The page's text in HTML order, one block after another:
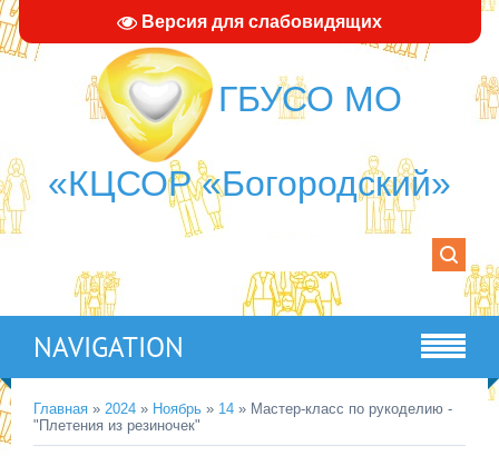
Версия для слабовидящих
ГБУСО МО
«КЦСОР «Богородский»
NAVIGATION
Главная » 2024 » Ноябрь » 14 » Мастер-класс по рукоделию -
"Плетения из резиночек"